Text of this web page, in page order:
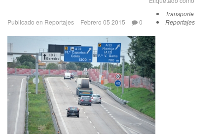
Publicado en Reportajes Febrero 05 2015 0
Transporte
Reportajes